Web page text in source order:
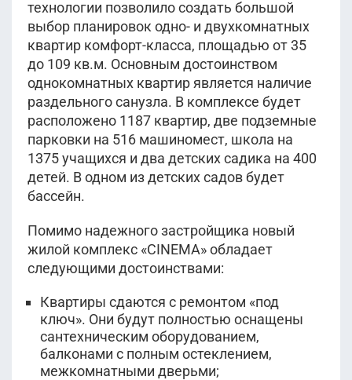
технологии позволило создать большой
выбор планировок одно- и двухкомнатных
квартир комфорт-класса, площадью от 35
до 109 кв.м. Основным достоинством
однокомнатных квартир является наличие
раздельного санузла. В комплексе будет
расположено 1187 квартир, две подземные
парковки на 516 машиномест, школа на
1375 учащихся и два детских садика на 400
детей. В одном из детских садов будет
бассейн.
Помимо надежного застройщика новый
жилой комплекс «CINEMA» обладает
следующими достоинствами:
Квартиры сдаются с ремонтом «под
ключ». Они будут полностью оснащены
сантехническим оборудованием,
балконами с полным остеклением,
межкомнатными дверьми;